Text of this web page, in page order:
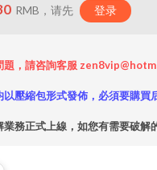
RMB，请先 登录
題，請咨詢客服
以壓縮包形式發佈，必須要購
業務正式上線，如您有需要破